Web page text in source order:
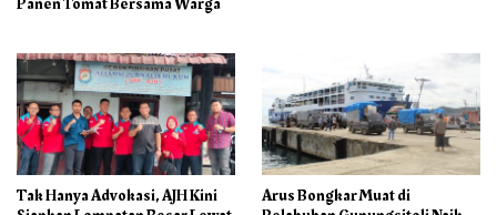
Tak Hanya Advokasi, AJH Kini
Arus Bongkar Muat di